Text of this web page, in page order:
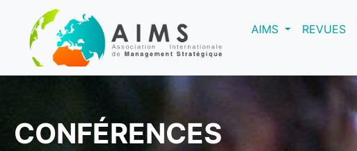
AIMS(current)REVUES
CONFÉRENCES